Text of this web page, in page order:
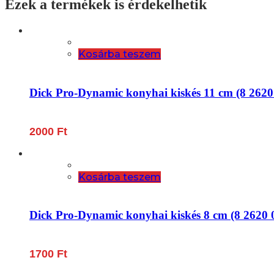
Ezek a termékek is érdekelhetik
Kosárba teszem
Dick Pro-Dynamic konyhai kiskés 11 cm (8
2000 Ft
Kosárba teszem
Dick Pro-Dynamic konyhai kiskés 8 cm (8 2620
1700 Ft